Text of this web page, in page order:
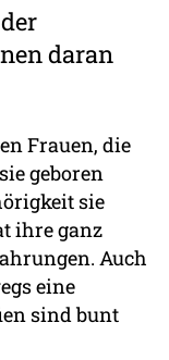
daran
Frauen, die
geboren
sie
ihre ganz
Auch
eine
sind bunt